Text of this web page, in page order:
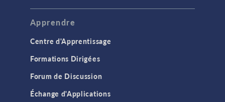
Apprendre
Centre d'Apprentissage
Formations Dirigées
Forum de Discussion
Échange d'Applications